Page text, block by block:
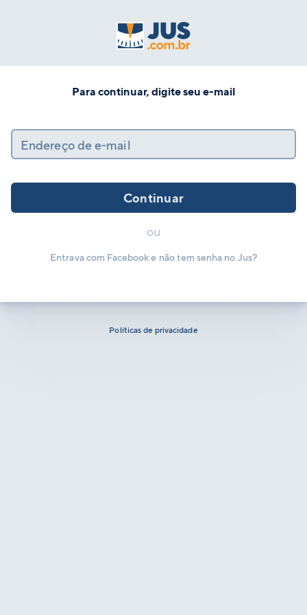
Para continuar, digite seu e-mail
Endereço de e-mail
Continuar
ou
Entrava com Facebook e não tem senha no Jus?
Políticas de privacidade